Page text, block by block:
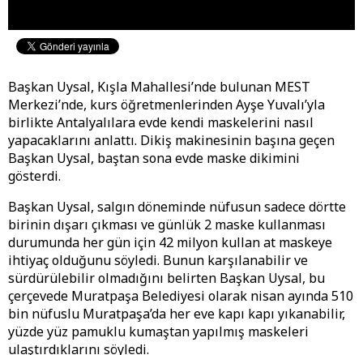
Başkan Uysal, Kışla Mahallesi’nde bulunan MEST
Merkezi’nde, kurs öğretmenlerinden Ayşe Yuvalı’yla
birlikte Antalyalılara evde kendi maskelerini nasıl
yapacaklarını anlattı. Dikiş makinesinin başına geçen
Başkan Uysal, baştan sona evde maske dikimini
gösterdi.
Başkan Uysal, salgın döneminde nüfusun sadece dörtte
birinin dışarı çıkması ve günlük 2 maske kullanması
durumunda her gün için 42 milyon kullan at maskeye
ihtiyaç olduğunu söyledi. Bunun karşılanabilir ve
sürdürülebilir olmadığını belirten Başkan Uysal, bu
çerçevede Muratpaşa Belediyesi olarak nisan ayında 510
bin nüfuslu Muratpaşa’da her eve kapı kapı yıkanabilir,
yüzde yüz pamuklu kumaştan yapılmış maskeleri
ulaştırdıklarını söyledi.